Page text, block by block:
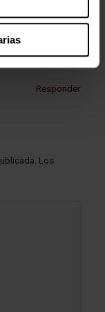
Berta , gracias
«…
Responder
Los